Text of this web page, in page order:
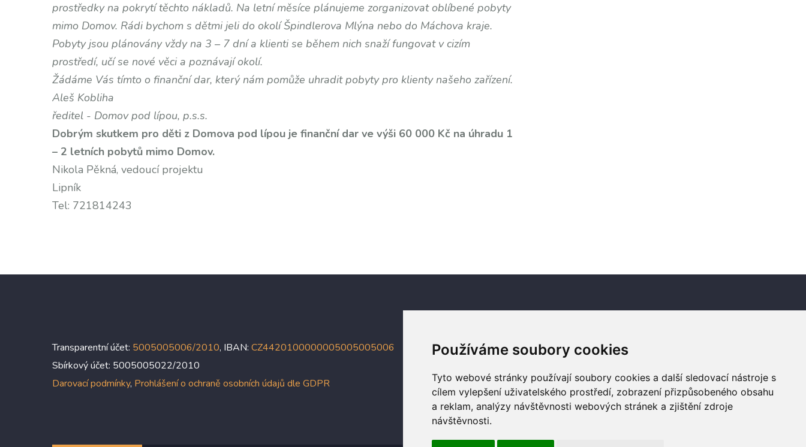
Používáme soubory cookies
Tyto webové stránky používají soubory cookies a další sledovací nástroje s
cílem vylepšení uživatelského prostředí, zobrazení přizpůsobeného obsahu
a reklam, analýzy návštěvnosti webových stránek a zjištění zdroje
návštěvnosti.
prostředky na pokrytí těchto nákladů. Na letní měsíce plánujeme zorganizovat oblíbené pobyty
mimo Domov. Rádi bychom s dětmi jeli do okolí Špindlerova Mlýna nebo do Máchova kraje.
Pobyty jsou plánovány vždy na 3 – 7 dní a klienti se během nich snaží fungovat v cizím
prostředí, učí se nové věci a poznávají okolí.
Žádáme Vás tímto o finanční dar, který nám pomůže uhradit pobyty pro klienty našeho zařízení.
Aleš Kobliha
ředitel - Domov pod lípou, p.s.s.
Dobrým skutkem pro děti z Domova pod lípou je finanční dar ve výši 60 000 Kč na úhradu 1
– 2 letních pobytů mimo Domov.
Nikola Pěkná, vedoucí projektu
Lipník
Tel: 721814243
Transparentní účet: 5005005006/2010, IBAN: CZ4420100000005005005006
Sbírkový účet: 5005005022/2010
Darovací podmínky, Prohlášení o ochraně osobních údajů dle GDPR
Newsletter
Odebírat